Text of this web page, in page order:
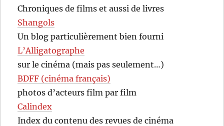
Chroniques de films et aussi de livres
Shangols
Un blog particulièrement bien fourni
L’Alligatographe
sur le cinéma (mais pas seulement…)
BDFF (cinéma français)
photos d’acteurs film par film
Calindex
Index du contenu des revues de cinéma